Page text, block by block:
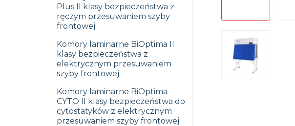
Plus II klasy bezpieczeństwa z
ręczym przesuwaniem szyby
frontowej
Komory laminarne BiOptima II
klasy bezpieczeństwa z
elektrycznym przesuwaniem
szyby frontowej
Komory laminarne BiOptima
CYTO II klasy bezpieczeństwa do
cytostatyków z elektrycznym
przesuwaniem szyby frontowej